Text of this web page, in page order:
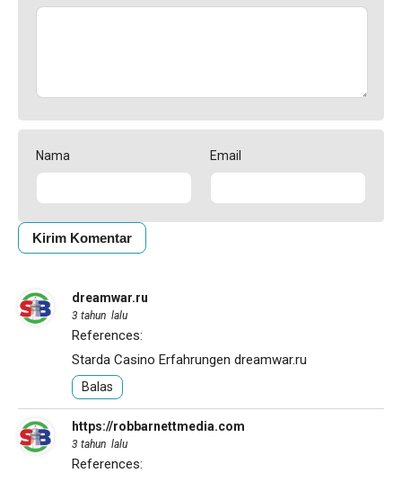
Nama Email
dreamwar.ru
3 tahun lalu
References:
Starda Casino Erfahrungen dreamwar.ru
Balas
https://robbarnettmedia.com
3 tahun lalu
References: